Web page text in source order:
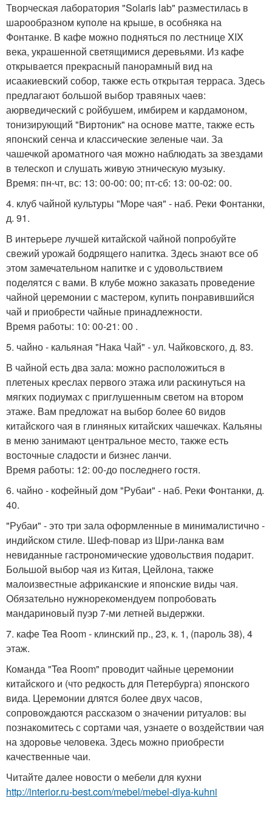
Творческая лаборатория "Solaris lab" разместилась в
шарообразном куполе на крыше, в особняка на
Фонтанке. В кафе можно подняться по лестнице XIX
века, украшенной светящимися деревьями. Из кафе
открывается прекрасный панорамный вид на
исаакиевский собор, также есть открытая терраса. Здесь
предлагают большой выбор травяных чаев:
аюрведический с ройбушем, имбирем и кардамоном,
тонизирующий "Виртоник" на основе матте, также есть
японский сенча и классические зеленые чаи. За
чашечкой ароматного чая можно наблюдать за звездами
в телескоп и слушать живую этническую музыку.
Время: пн-чт, вс: 13: 00-00: 00; пт-сб: 13: 00-02: 00.
4. клуб чайной культуры "Море чая" - наб. Реки Фонтанки,
д. 91.
В интерьере лучшей китайской чайной попробуйте
свежий урожай бодрящего напитка. Здесь знают все об
этом замечательном напитке и с удовольствием
поделятся с вами. В клубе можно заказать проведение
чайной церемонии с мастером, купить понравившийся
чай и приобрести чайные принадлежности.
Время работы: 10: 00-21: 00 .
5. чайно - кальяная "Нака Чай" - ул. Чайковского, д. 83.
В чайной есть два зала: можно расположиться в
плетеных креслах первого этажа или раскинуться на
мягких подиумах с приглушенным светом на втором
этаже. Вам предложат на выбор более 60 видов
китайского чая в глиняных китайских чашечках. Кальяны
в меню занимают центральное место, также есть
восточные сладости и бизнес ланчи.
Время работы: 12: 00-до последнего гостя.
6. чайно - кофейный дом "Рубаи" - наб. Реки Фонтанки, д.
40.
"Рубаи" - это три зала оформленные в минималистично -
индийском стиле. Шеф-повар из Шри-ланка вам
невиданные гастрономические удовольствия подарит.
Большой выбор чая из Китая, Цейлона, также
малоизвестные африканские и японские виды чая.
Обязательно нужнорекомендуем попробовать
мандариновый пуэр 7-ми летней выдержки.
7. кафе Tea Room - клинский пр., 23, к. 1, (пароль 38), 4
этаж.
Команда "Tea Room" проводит чайные церемонии
китайского и (что редкость для Петербурга) японского
вида. Церемонии длятся более двух часов,
сопровождаются рассказом о значении ритуалов: вы
познакомитесь с сортами чая, узнаете о воздействии чая
на здоровье человека. Здесь можно приобрести
качественные чаи.
Читайте далее новости о мебели для кухни
http://interior.ru-best.com/mebel/mebel-dlya-kuhni